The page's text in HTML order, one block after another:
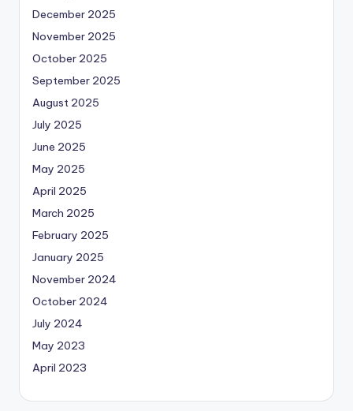
December 2025
November 2025
October 2025
September 2025
August 2025
July 2025
June 2025
May 2025
April 2025
March 2025
February 2025
January 2025
November 2024
October 2024
July 2024
May 2023
April 2023